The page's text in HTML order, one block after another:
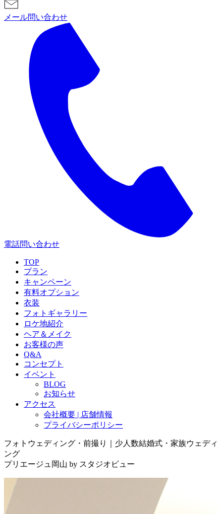
メール問い合わせ
電話問い合わせ
TOP
プラン
キャンペーン
有料オプション
衣装
フォトギャラリー
ロケ地紹介
ヘア＆メイク
お客様の声
Q&A
コンセプト
イベント
BLOG
お知らせ
アクセス
会社概要 | 店舗情報
プライバシーポリシー
フォトウェディング・前撮り｜少人数結婚式・家族ウェディ
ング
プリエージュ岡山 by スタジオビュー